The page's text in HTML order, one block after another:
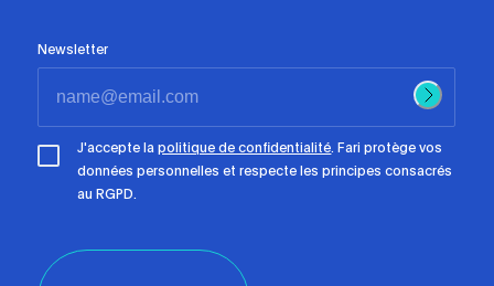
Newsletter
J'accepte lapolitique de confidentialité. Fari protège vos
données personnelles et respecte les principes consacrés
au RGPD.